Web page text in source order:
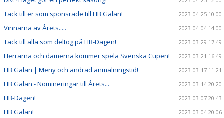
Tack till er som sponsrade till HB Galan! 2023-04-25 10:00
Vinnarna av Årets..... 2023-04-04 14:00
Tack till alla som deltog på HB-Dagen! 2023-03-29 17:49
Herrarna och damerna kommer spela Svenska Cupen! 2023-03-21 16:49
HB Galan | Meny och ändrad anmälningstid! 2023-03-17 11:21
HB Galan - Nomineringar till Årets... 2023-03-14 20:20
HB-Dagen! 2023-03-07 20:43
HB Galan! 2023-03-04 20:06